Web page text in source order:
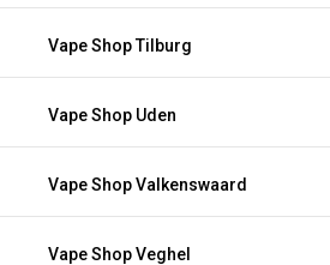
Vape Shop Tilburg
Vape Shop Uden
Vape Shop Valkenswaard
Vape Shop Veghel